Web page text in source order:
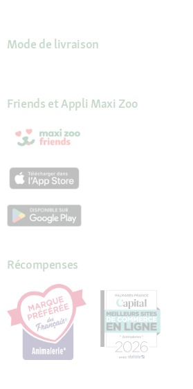
Mode de livraison
Friends et Appli Maxi Zoo
Récompenses